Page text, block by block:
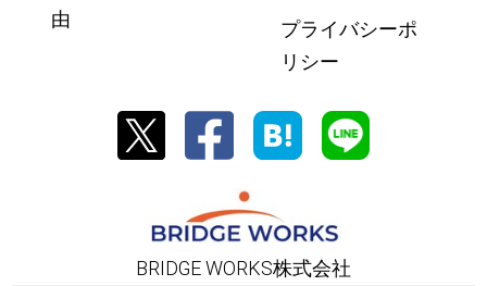
由
プライバシーポ
リシー
BRIDGE WORKS株式会社